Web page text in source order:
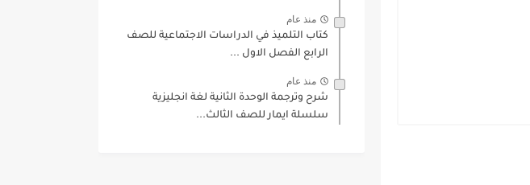
منذ عام
كتاب التلميذ في الدراسات الاجتماعية للصف
الرابع الفصل الاول ...
منذ عام
شرح وترجمة الوحدة الثانية لغة انجليزية
سلسلة ايمار للصف الثالث...